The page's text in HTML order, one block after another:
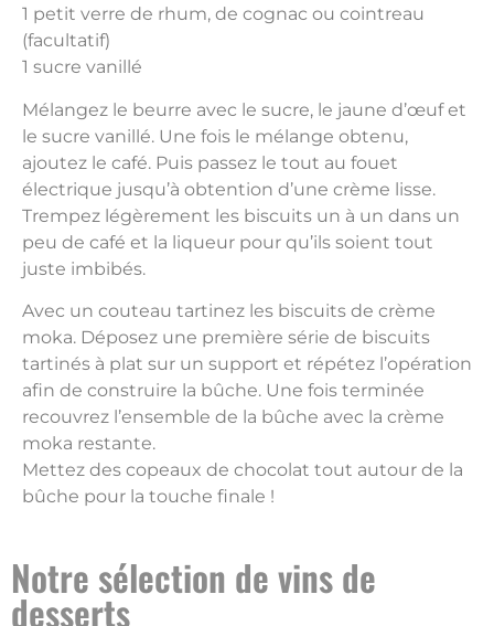
1 petit verre de rhum, de cognac ou cointreau
(facultatif)
1 sucre vanillé
Mélangez le beurre avec le sucre, le jaune d’œuf et
le sucre vanillé. Une fois le mélange obtenu,
ajoutez le café. Puis passez le tout au fouet
électrique jusqu’à obtention d’une crème lisse.
Trempez légèrement les biscuits un à un dans un
peu de café et la liqueur pour qu’ils soient tout
juste imbibés.
Avec un couteau tartinez les biscuits de crème
moka. Déposez une première série de biscuits
tartinés à plat sur un support et répétez l’opération
afin de construire la bûche. Une fois terminée
recouvrez l’ensemble de la bûche avec la crème
moka restante.
Mettez des copeaux de chocolat tout autour de la
bûche pour la touche finale !
Notre sélection de vins de
desserts